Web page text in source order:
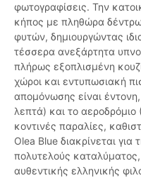
φωτογραφίσεις. Την
κήπος με πληθώρα
φυτών, δημιουργώντας
τέσσερα ανεξάρτητα
πλήρως εξοπλισμένη
χώροι και εντυπωσιακή
απομόνωσης είναι
λεπτά) και το
κοντινές παραλίες,
Olea Blue διακρίνεται
πολυτελούς καταλύματος,
αυθεντικής ελληνικής